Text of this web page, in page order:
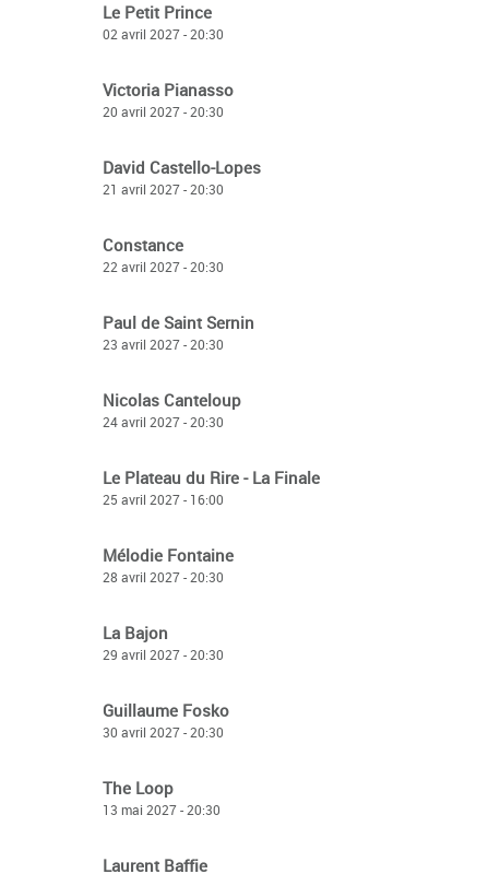
Le Petit Prince
02 avril 2027 - 20:30
Victoria Pianasso
20 avril 2027 - 20:30
David Castello-Lopes
21 avril 2027 - 20:30
Constance
22 avril 2027 - 20:30
Paul de Saint Sernin
23 avril 2027 - 20:30
Nicolas Canteloup
24 avril 2027 - 20:30
Le Plateau du Rire - La Finale
25 avril 2027 - 16:00
Mélodie Fontaine
28 avril 2027 - 20:30
La Bajon
29 avril 2027 - 20:30
Guillaume Fosko
30 avril 2027 - 20:30
The Loop
13 mai 2027 - 20:30
Laurent Baffie